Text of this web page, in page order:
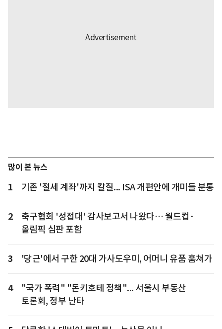
많이 본 뉴스
1 기존 '절세 계좌'까지 칼질... ISA 개편안에 개미들 분통
2
축구협회 '성접대' 감사보고서 나왔다… 월드컵·
올림픽 심판 포함
3 '당근'에서 구한 20대 가사도우미, 어머니 유품 훔쳐가
4
"국가 폭력" "돈키호테 정책"... 서울시 부동산
토론회, 정부 난타